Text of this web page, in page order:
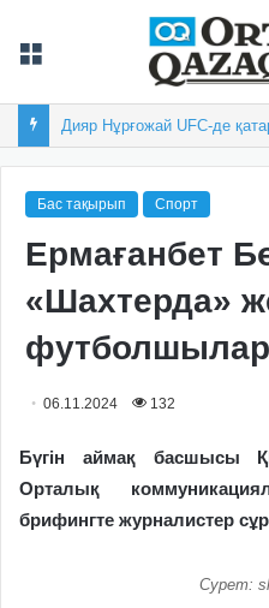
Дияр Нұрғожай UFC-де
Бас тақырып Спорт
Ермағанбет
«Шахтерда»
футболшылар
06.11.2024 132
Бүгін аймақ басшысы
Орталық
брифингте журналистер
Сурет: